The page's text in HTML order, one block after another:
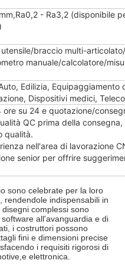
- Ra3,2 (disponibile
braccio multi-
manuale/calcolatore/
Edilizia, Equipaggiamento
Dispositivi medici,
ore su 24 e quotazione/
QC prima della
qualità.
nell'area di lavorazione
senior per offrire
sono celebrate per la loro
rendendole indispensabili in
complessi sono
all'avanguardia e di
i costruttori possono
fini e dimensioni precise
i requisiti rigorosi di
elettronica.